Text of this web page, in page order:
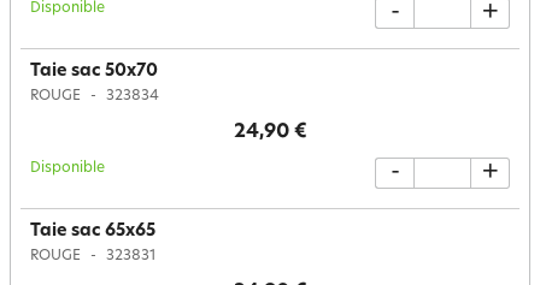
Disponible - +
Taie sac 50x70
ROUGE 323834
24,90 €
Disponible - +
Taie sac 65x65
ROUGE 323831